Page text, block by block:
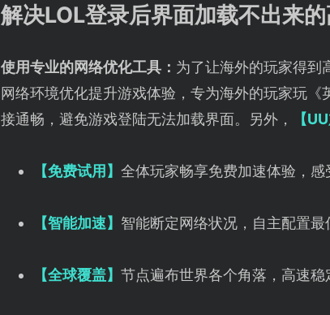
解决LOL登录后界面加载不出来
使用专业的网络优化工具： 为了让海外的玩家得到
网络环境优化提升游戏体验，专为海外的玩家玩
接通畅，避免游戏登陆无法加载界面。另外，
【
【免费试用】 全体玩家畅享免费加速体验，感
【智能加速】 智能断定网络状况，自主配置最
【全球覆盖】 节点遍布世界各个角落，高速稳